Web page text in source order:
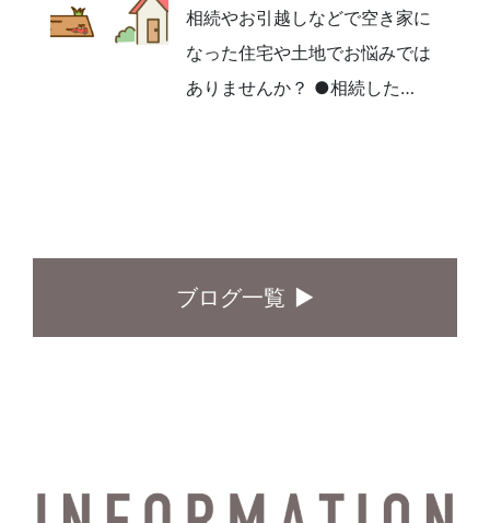
相続やお引越しなどで空き家に
なった住宅や土地でお悩みでは
ありませんか？ ●相続した…
ブログ一覧